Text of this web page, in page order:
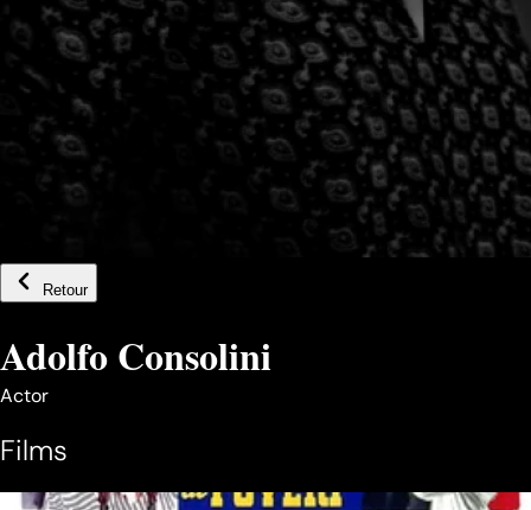
Retour
Adolfo Consolini
Actor
Films